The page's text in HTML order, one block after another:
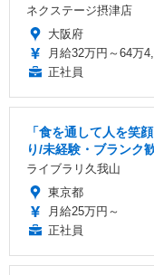
ネクステージ摂津店
大阪府
月給32万円～64万
正社員
「食を通して人を笑
り/未経験・ブランク
ライブラリ久我山
東京都
月給25万円～
正社員